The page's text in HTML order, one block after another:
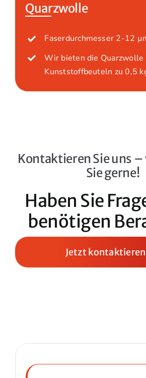
Quarzwolle
Faserdurchmesser 2-12
Wir bieten die Quarzwolle
Kunststoffbeuteln zu 0,5
Kontaktieren Sie uns
Sie gerne!
Haben Sie
benötigen
Jetzt kontaktieren